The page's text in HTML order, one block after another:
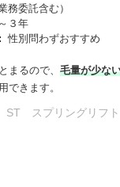
務委託含む）
３年
性別問わずおすすめ
まるので、 毛量が少な
できます。
ST スプリングリ